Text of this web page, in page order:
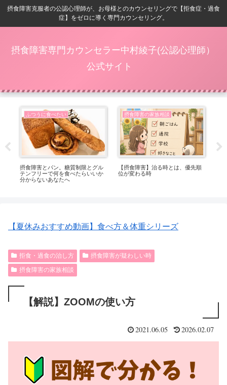
摂食障害克服者の公認心理師が、お母様とのカウンセリングで【拒食症・過食
症】をゼロに導く専門カウンセリング。
摂食障害専門カウンセラー中村綾子(公認心理師）
公式サイト
ふつうに食べたい
摂食障害とパン。糖質制限とグル
テンフリーで何を食べたらいいか
分からないあなたへ
摂食障害の家族相談
【摂食障害】治る時とは、優先順
位が変わる時
【夏休みおすすめ動画】食べ方＆体重シリーズ
拒食・過食の治し方
摂食障害が疑わしい時
摂食障害の家族相談
【解説】ZOOMの使い方
2021.06.05 2026.02.07